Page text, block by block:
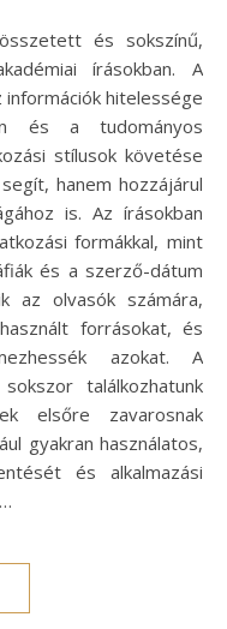
írásokban. A
hitelessége
és a tudományos
stílusok követése
hanem hozzájárul
is. Az írásokban
formákkal, mint
és a szerző-dátum
az olvasók számára,
forrásokat, és
azokat. A
találkozhatunk
elsőre zavarosnak
gyakran használatos,
és alkalmazási